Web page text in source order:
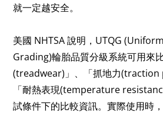
就一定越安全。
美國 NHTSA 說明，UTQG
Grading)輪胎品質分級系統可用來
(treadwear)」、「抓地力
「耐熱表現(temperature
試條件下的比較資訊。實際使用時